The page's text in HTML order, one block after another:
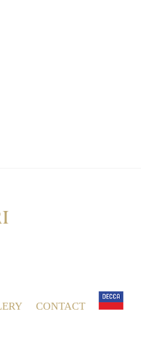
CONTACT